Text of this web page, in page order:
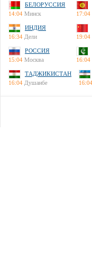
БЕЛОРУССИЯ
14:04 Минск
17:04
ИНДИЯ
16:34 Дели
19:04
РОССИЯ
15:04 Москва
16:04
ТАДЖИКИСТАН
16:04 Душанбе
16:04